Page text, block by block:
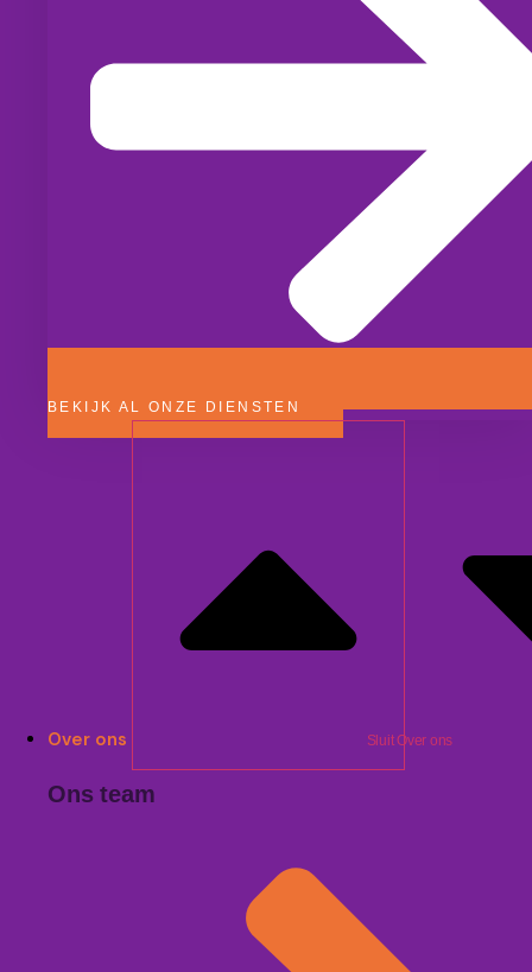
BEKIJK AL ONZE DIENSTEN
Over ons Sluit Over ons
Ons team